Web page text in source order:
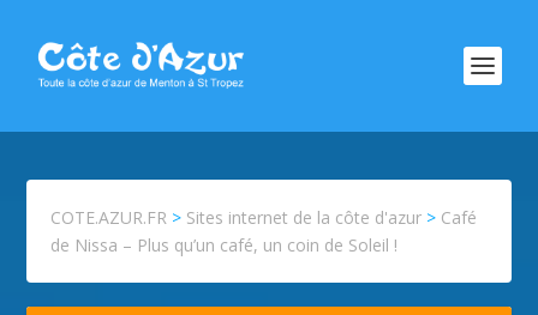
COTE.AZUR.FR > Sites internet de la côte d'azur > Café
de Nissa – Plus qu’un café, un coin de Soleil !